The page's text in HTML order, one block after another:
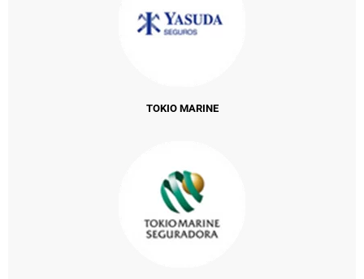
TOKIO MARINE